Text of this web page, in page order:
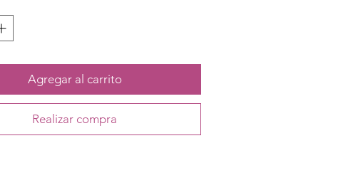
Agregar al carrito
Realizar compra